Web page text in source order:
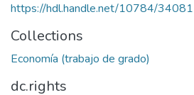
https://hdl.handle.net/10784/34081
Collections
Economía (trabajo de grado)
dc.rights